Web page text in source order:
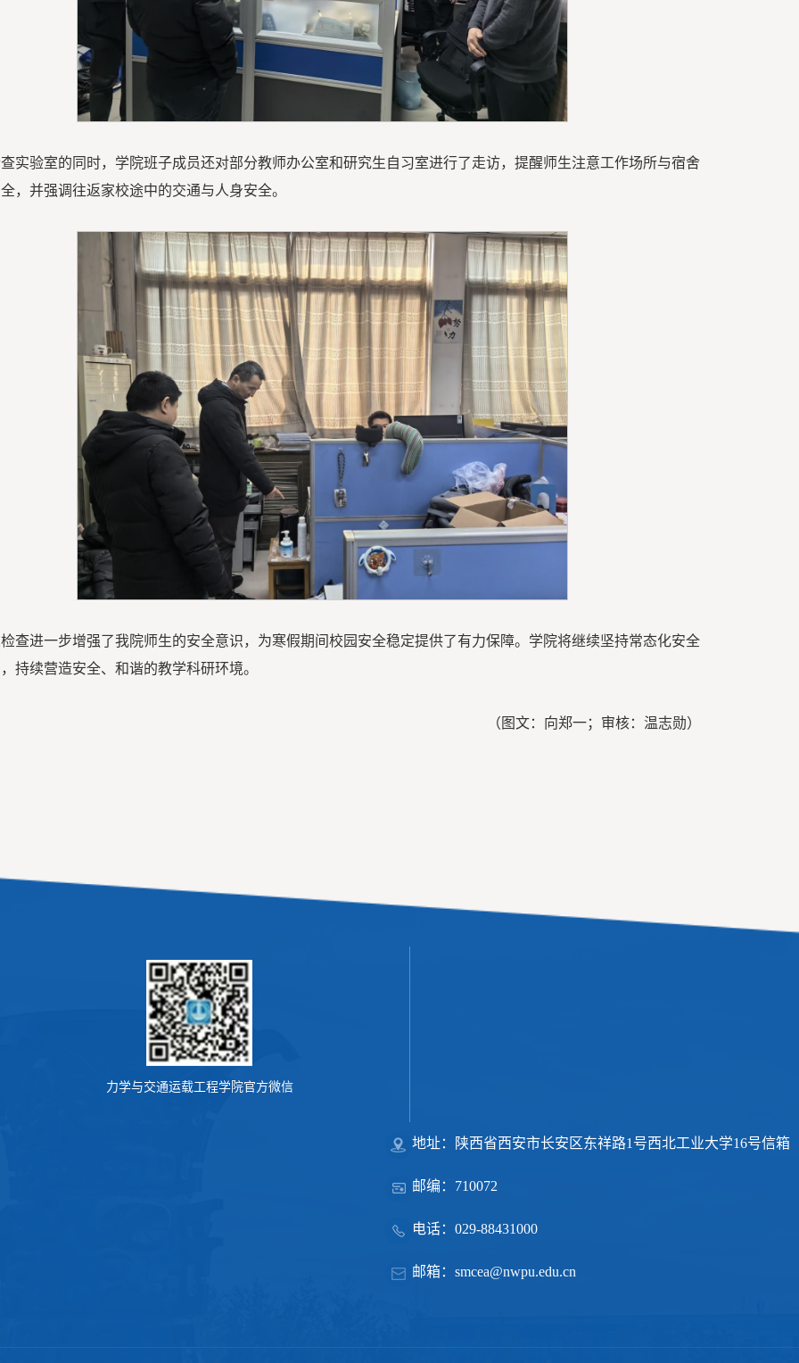
实验室的同时，学院班子成员还对部分教师办公室和研究生自习室进行了走访，提醒师生注意工作场所与宿舍
，并强调往返家校途中的交通与人身安全。
查进一步增强了我院师生的安全意识，为寒假期间校园安全稳定提供了有力保障。学院将继续坚持常态化安全
持续营造安全、和谐的教学科研环境。
（图文：向郑一；审核：温志勋）
力学与交通运载工程学院官方微信
地址：陕西省西安市长安区东祥路1号西北工业大学16号信箱
邮编：710072
电话：029-88431000
邮箱：smcea@nwpu.edu.cn